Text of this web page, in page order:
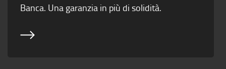
Banca. Una garanzia in più di solidità.